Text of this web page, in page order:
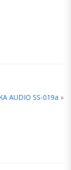
AUDIO SS-019a »